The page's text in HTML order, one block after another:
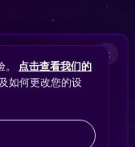
注企业海外业务增长
-11
。 点击查看我们的
如何更改您的设
×
/ GEO 独立站可见